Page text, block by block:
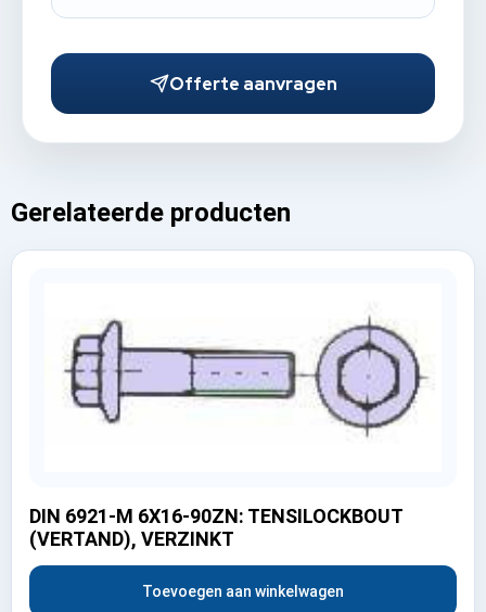
Offerte aanvragen
Gerelateerde producten
DIN 6921-M 6X16-90ZN: TENSILOCKBOUT
(VERTAND), VERZINKT
Toevoegen aan winkelwagen